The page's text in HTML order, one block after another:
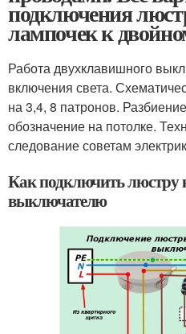
подключения
лампочек к
Работа двухклавишного
включения света.
на 3,4, 8 патронов.
обозначение на потолке.
следование советам
Как подключить
выключателю